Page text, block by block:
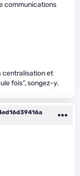
communications
centralisation et
fois”, songez-y.